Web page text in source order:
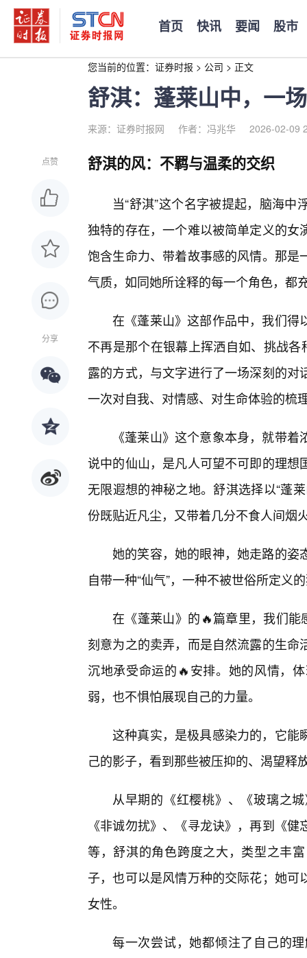
首页 快讯 要闻 股市
您当前的位置： 证券时报 > 公司 > 正文
舒淇：蓬莱山中，一
来源：证券时报网 作者：冯兆华 2026-02-09
点赞
分享
舒淇的风：不羁与温柔的交织
当“舒淇”这个名字被提起，脑海
独特的存在，一个难以被简单定义的
饱含生命力、带着故事感的风情。那
气质，如同她所诠释的每一个角色，都
在《蓬莱山》这部作品中，我们得
不再是那个在银幕上挥洒自如、挑战
露的方式，与文字进行了一场深刻的
一次对自我、对情感、对生命体验的梳
《蓬莱山》这个意象本身，就带
说中的仙山，是凡人可望不可即的理
无限遐想的神秘之地。舒淇选择以“蓬
份既贴近凡尘，又带着几分不食人间烟
她的笑容，她的眼神，她走路的姿
自带一种“仙气”，一种不被世俗所定义
在《蓬莱山》的🔥篇章里，我们能
刻意为之的卖弄，而是自然流露的生
沉地承受命运的🔥安排。她的风情，
弱，也不惧怕展现自己的力量。
这种真实，是极具感染力的，它能
己的影子，看到那些被压抑的、渴望释
从早期的《红樱桃》、《玻璃之
《非诚勿扰》、《寻龙诀》，再到《
等，舒淇的角色跨度之大，类型之丰
子，也可以是风情万种的交际花；她
女性。
每一次尝试，她都倾注了自己的